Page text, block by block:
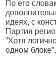
По его
идеях, с
Партия
”Хотя
одном